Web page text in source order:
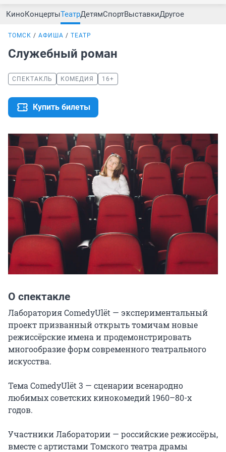
КиноКонцертыТеатрДетямСпортВыставкиДругое
ТОМСК АФИША ТЕАТР
Служебный роман
СПЕКТАКЛЬ КОМЕДИЯ 16+
Купить билеты
О спектакле
Лаборатория ComedyUlёt — экспериментальный
проект призванный открыть томичам новые
режиссёрские имена и продемонстрировать
многообразие форм современного театрального
искусства.
Тема ComedyUlёt 3 — сценарии всенародно
любимых советских кинокомедий 1960–80-х
годов.
Участники Лаборатории — российские режиссёры,
вместе с артистами Томского театра драмы